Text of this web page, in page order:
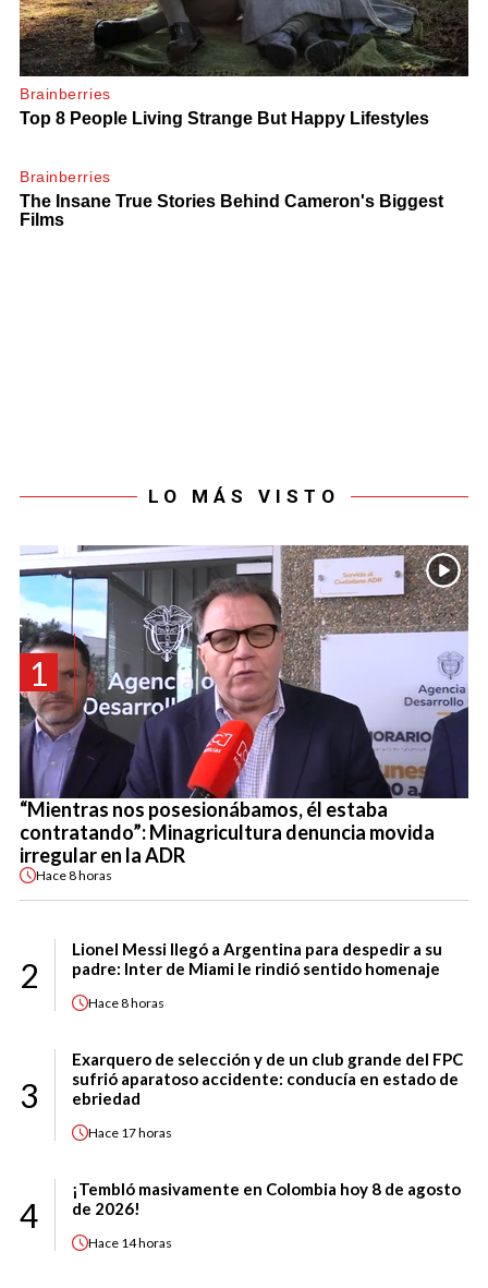
LO MÁS VISTO
1
“Mientras nos posesionábamos, él estaba
contratando”: Minagricultura denuncia movida
irregular en la ADR
Hace8 horas
2
Lionel Messi llegó a Argentina para despedir a su
padre: Inter de Miami le rindió sentido homenaje
Hace8 horas
3
Exarquero de selección y de un club grande del FPC
sufrió aparatoso accidente: conducía en estado de
ebriedad
Hace 17 horas
4
¡Tembló masivamente en Colombia hoy 8 de agosto
de 2026!
Hace 14 horas